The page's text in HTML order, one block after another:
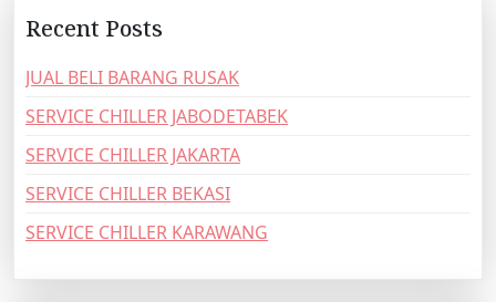
Recent Posts
JUAL BELI BARANG RUSAK
SERVICE CHILLER JABODETABEK
SERVICE CHILLER JAKARTA
SERVICE CHILLER BEKASI
SERVICE CHILLER KARAWANG